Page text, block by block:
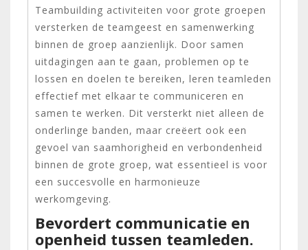
Teambuilding activiteiten voor grote groepen
versterken de teamgeest en samenwerking
binnen de groep aanzienlijk. Door samen
uitdagingen aan te gaan, problemen op te
lossen en doelen te bereiken, leren teamleden
effectief met elkaar te communiceren en
samen te werken. Dit versterkt niet alleen de
onderlinge banden, maar creëert ook een
gevoel van saamhorigheid en verbondenheid
binnen de grote groep, wat essentieel is voor
een succesvolle en harmonieuze
werkomgeving.
Bevordert communicatie en
openheid tussen teamleden.